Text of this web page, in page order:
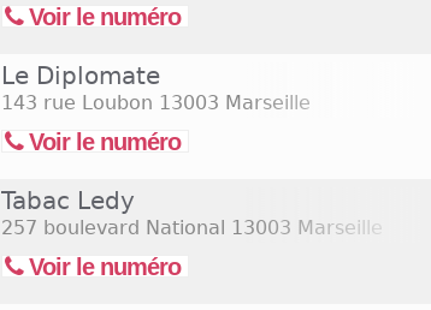
Voir le numéro
Le Diplomate
143 rue Loubon 13003 Marseille
Voir le numéro
Tabac Ledy
257 boulevard National 13003 Marseille
Voir le numéro